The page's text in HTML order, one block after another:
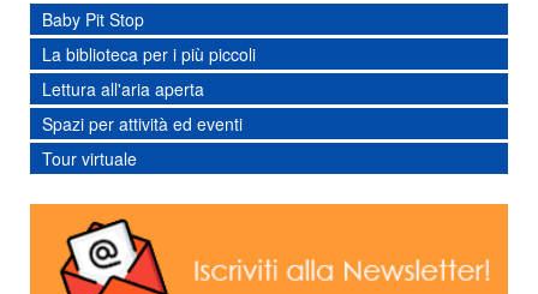
Baby Pit Stop
La biblioteca per i più piccoli
Lettura all'aria aperta
Spazi per attività ed eventi
Tour virtuale